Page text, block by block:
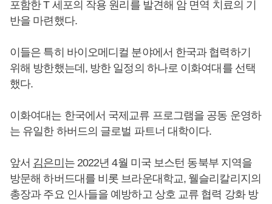
포함한 T 세포의 작용 원리를 발견해 암 면역 치료의 기
반을 마련했다.
이들은 특히 바이오메디컬 분야에서 한국과 협력하기
위해 방한했는데, 방한 일정의 하나로 이화여대를 선택
했다.
이화여대는 한국에서 국제교류 프로그램을 공동 운영하
는 유일한 하버드의 글로벌 파트너 대학이다.
앞서 김은미 는 2022년 4월 미국 보스턴 동북부 지역을
방문해 하버드대를 비롯 브라운대학교, 웰슬리칼리지의
총장과 주요 인사들을 예방하고 상호 교류 협력 강화 방